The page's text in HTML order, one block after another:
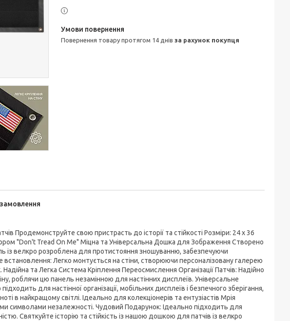
повернення товару протягом 14 днів за рахунок покупця
Продемонструйте свою пристрасть до історії та стійкості Розміри: 24 x 36
"Don't Tread On Me" Міцна та Універсальна Дошка для Зображення Створено
із велкро розроблена для протистояння зношуванню, забезпечуючи
Легко монтується на стіни, створюючи персоналізовану галерею
та Легка Система Кріплення Переосмислення Організації Патчів: Надійно
роблячи цю панель незамінною для настінних дисплеїв. Універсальне
для настінної організації, мобільних дисплеїв і безпечного зберігання,
в найкращому світлі. Ідеально для колекціонерів та ентузіастів Мрія
символами незалежності. Чудовий Подарунок: Ідеально підходить для
Святкуйте історію та стійкість із нашою дошкою для патчів із велкро